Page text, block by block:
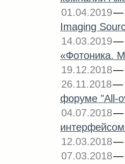
01.04.2019
Imaging
14.03.2019
«Фотоника.
19.12.2018
26.11.2018
форуме "All-
04.07.2018
12.03.2018
07.03.2018